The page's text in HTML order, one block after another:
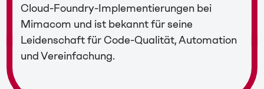
Cloud-Foundry-Implementierungen bei
Mimacom und ist bekannt für seine
Leidenschaft für Code-Qualität, Automation
und Vereinfachung.